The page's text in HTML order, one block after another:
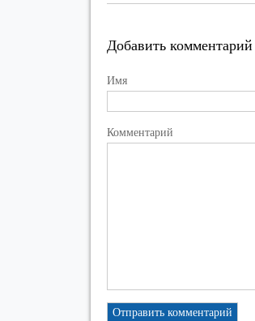
Добавить комментарий
Имя
Комментарий